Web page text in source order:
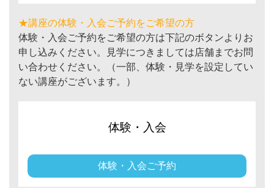
★講座の体験・入会ご予約をご希望の方
体験・入会ご予約をご希望の方は下記のボタンよりお
申し込みください。見学につきましては店舗までお問
い合わせください。（一部、体験・見学を設定してい
ない講座がございます。）
体験・入会
体験・入会ご予約